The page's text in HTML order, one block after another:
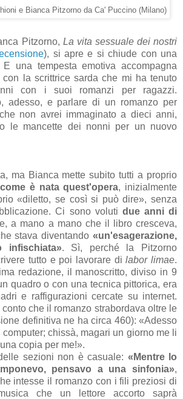
e Bianca Pitzorno da Ca' Puccino (Milano)
Pitzorno, La vita sessuale dei nostri
), si apre e si chiude con una
E una tempesta emotiva accompagna
con la scrittrice sarda che mi ha tenuto
con i suoi romanzi per ragazzi.
adesso, e parlare di un romanzo per
non avrei immaginato a dieci anni,
le mancette dei nonni per un nuovo
ma Bianca mette subito tutti a proprio
come è nata quest'opera, inizialmente
«diletto, se così si può dire», senza
Ci sono voluti due anni di
e, a mano a mano che il libro cresceva,
stava diventando «un'esagerazione,
. Sì, perché la Pitzorno
tutto e poi lavorare di labor limae.
redazione, il manoscritto, diviso in 9
quadro o con una tecnica pittorica, era
e raffigurazioni cercate su internet.
conto che il romanzo strabordava oltre le
definitiva ne ha circa 460): «Adesso
chissà, magari un giorno me li
copia per me!».
sezioni non è casuale: «Mentre lo
pensavo a una sinfonia»,
intesse il romanzo con i fili preziosi di
che un lettore accorto saprà